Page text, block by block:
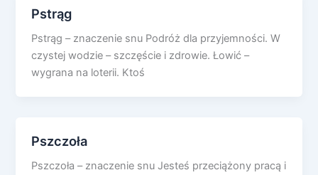
Pstrąg
Pstrąg – znaczenie snu Podróż dla przyjemności. W
czystej wodzie – szczęście i zdrowie. Łowić –
wygrana na loterii. Ktoś
Pszczoła
Pszczoła – znaczenie snu Jesteś przeciążony pracą i